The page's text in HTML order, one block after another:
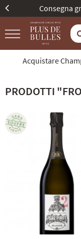
Consegna
Acquistare
PRODOTTI